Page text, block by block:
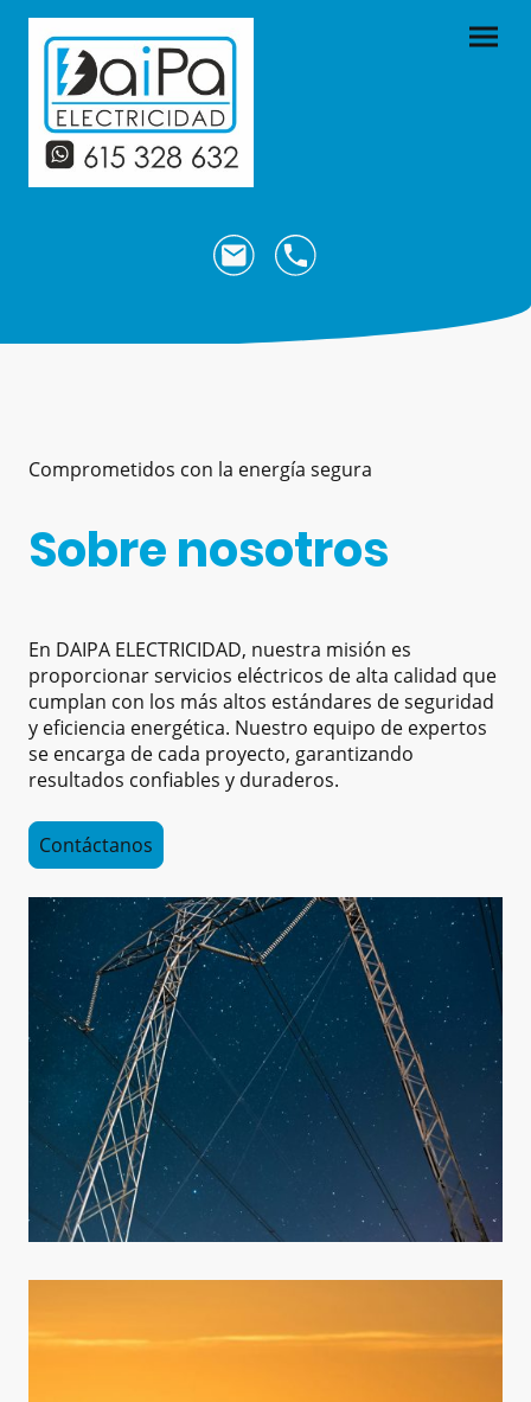
Comprometidos con la energía segura
Sobre nosotros
En DAIPA ELECTRICIDAD, nuestra misión es
proporcionar servicios eléctricos de alta calidad que
cumplan con los más altos estándares de seguridad
y eficiencia energética. Nuestro equipo de expertos
se encarga de cada proyecto, garantizando
resultados confiables y duraderos.
Contáctanos